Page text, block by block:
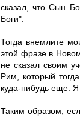
сказал, что Сын
Боги".
Тогда внемлите
этой фразе в
не сказал своим
Рим, который
куда-нибудь еще. Я
Таким образом,